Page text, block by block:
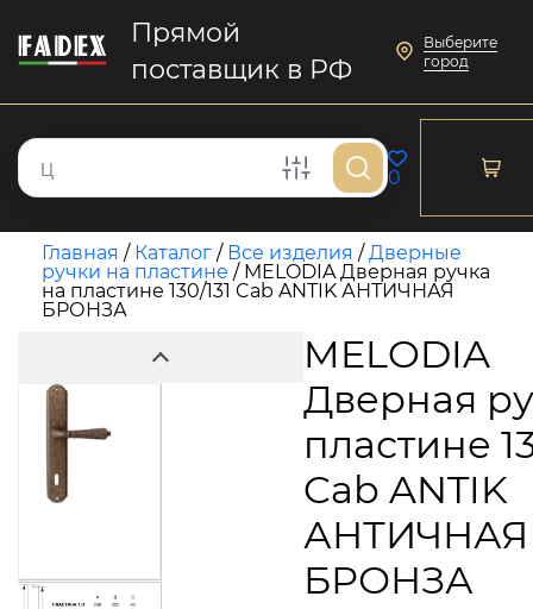
Прямой
поставщик в РФ
Выберите
город
0
Главная / Каталог / Все изделия /Дверные
ручки на пластине / MELODIA Дверная ручка
на пластине 130/131 Cab ANTIK АНТИЧНАЯ
БРОНЗА
MELODIA
Дверная
пластине
Cab ANTIK
АНТИЧНАЯ
БРОНЗА